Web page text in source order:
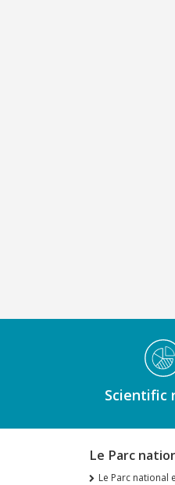
Médiathèque
Scientific
Le Parc
Le Parc national